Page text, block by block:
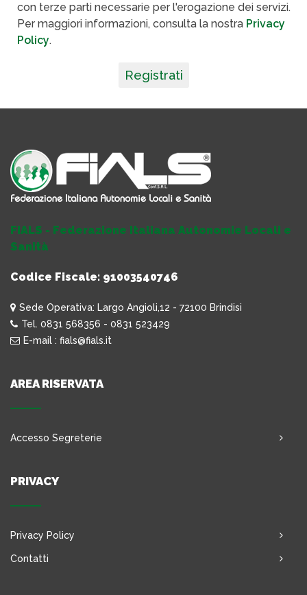
con terze parti necessarie per l'erogazione dei servizi.
Per maggiori informazioni, consulta la nostra Privacy
Policy.
Registrati
FIALS - Federazione Italiana Autonomie Locali e
Sanità
Codice Fiscale: 91003540746
Sede Operativa: Largo Angioli,12 - 72100 Brindisi
Tel. 0831 568356 - 0831 523429
E-mail : fials@fials.it
AREA RISERVATA
Accesso Segreterie
PRIVACY
Privacy Policy
Contatti